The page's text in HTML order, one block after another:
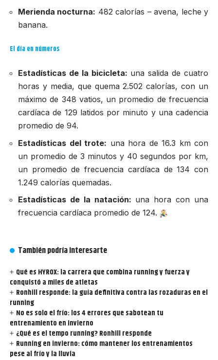
Merienda nocturna: 482 calorías – avena, leche y
banana.
El día en números
Estadísticas de la bicicleta: una salida de cuatro
horas y media, que quema 2.502 calorías, con un
máximo de 348 vatios, un promedio de frecuencia
cardíaca de 129 latidos por minuto y una cadencia
promedio de 94.
Estadísticas del trote: una hora de 16.3 km con
un promedio de 3 minutos y 40 segundos por km,
un promedio de frecuencia cardíaca de 134 con
1.249 calorías quemadas.
Estadísticas de la natación: una hora con una
frecuencia cardíaca promedio de 124.
También podría interesarte
Qué es HYROX: la carrera que combina running y fuerza y
conquistó a miles de atletas
Ronhill responde: la guía definitiva contra las rozaduras en el
running
No es solo el frío: los 4 errores que sabotean tu
entrenamiento en invierno
¿Qué es el tempo running? Ronhill responde
Running en invierno: cómo mantener los entrenamientos
pese al frío y la lluvia